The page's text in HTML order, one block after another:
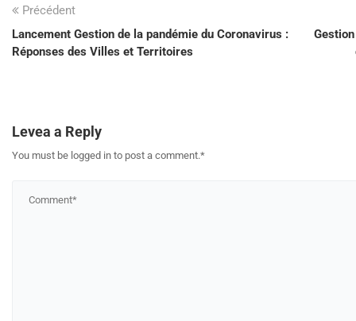
Précédent
Lancement Gestion de la pandémie du Coronavirus :
Réponses des Villes et Territoires
Levea a Reply
You must be logged in to post a comment.*